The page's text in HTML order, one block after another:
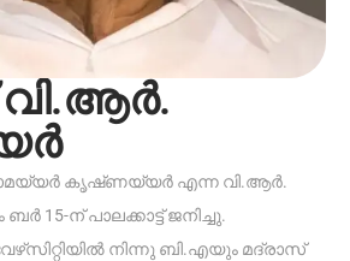
വി.ആർ.
കൃഷ്‌ണയ്യർ എന്ന വി.ആർ.
15-ന് പാലക്കാട്ട് ജനിച്ചു.
നിന്നു ബി.എയും മദ്രാസ്